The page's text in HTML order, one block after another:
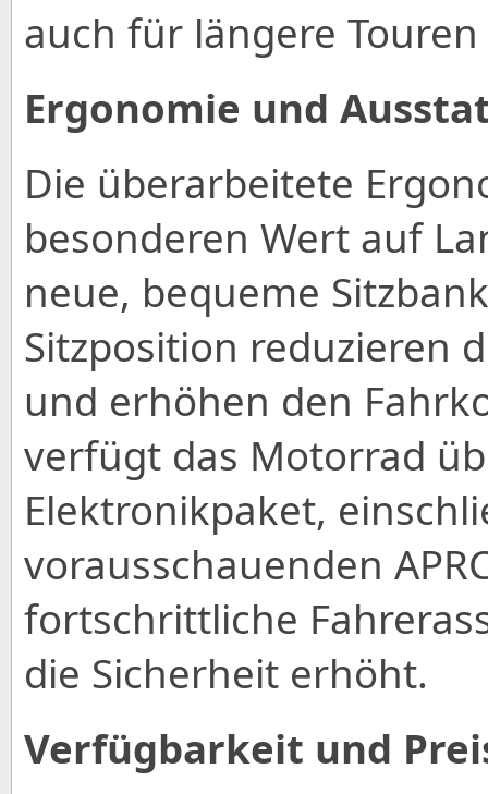
auch für längere
Ergonomie und
Die überarbeitete
besonderen Wert auf
neue, bequeme
Sitzposition reduzieren
und erhöhen den
verfügt das Motorrad
Elektronikpaket,
vorausschauenden
fortschrittliche
die Sicherheit erhöht.
Verfügbarkeit und